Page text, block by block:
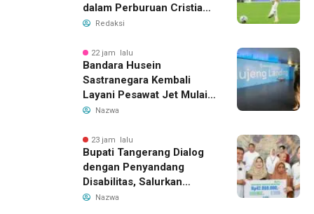
dalam Perburuan Cristian
Romero, Transfer Bek
Redaksi
22 jam lalu
Bandara Husein
Sastranegara Kembali
Layani Pesawat Jet Mulai
14 Agustus 2026, Garuda
Bandung-Denpasar
Nazwa
23 jam lalu
Bupati Tangerang Dialog
dengan Penyandang
Disabilitas, Salurkan
Bantuan dan Tampung
Nazwa